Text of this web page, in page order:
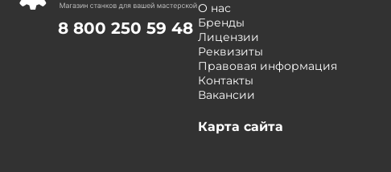
8 800 250 59 48
О нас
Бренды
Лицензии
Реквизиты
Правовая информация
Контакты
Вакансии
Карта сайта